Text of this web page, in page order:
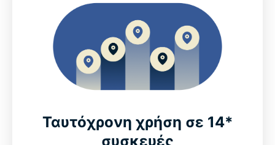
Ταυτόχρονη χρήση σε 14*
συσκευές